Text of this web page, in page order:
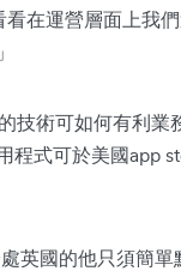
在運營層面上我
技術可如何有利
程式可於美國app
英國的他只須簡